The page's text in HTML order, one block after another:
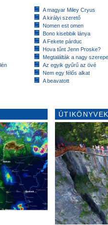
A magyar Miley Cryus
A királyi szerető
Nomen est omen
Bono kisebbik lánya
A Fekete párduc
Hova tűnt Jenn Proske?
Megtalálták a nagy
Az egyik gyűrű az övé
Nem egy félős alkat
A beavatott